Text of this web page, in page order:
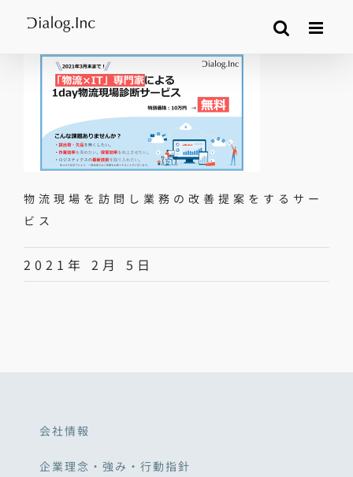
content
物流現場を訪問し業務の改善提案をするサー
ビス
2021年 2月 5日
会社情報
企業理念・強み・行動指針